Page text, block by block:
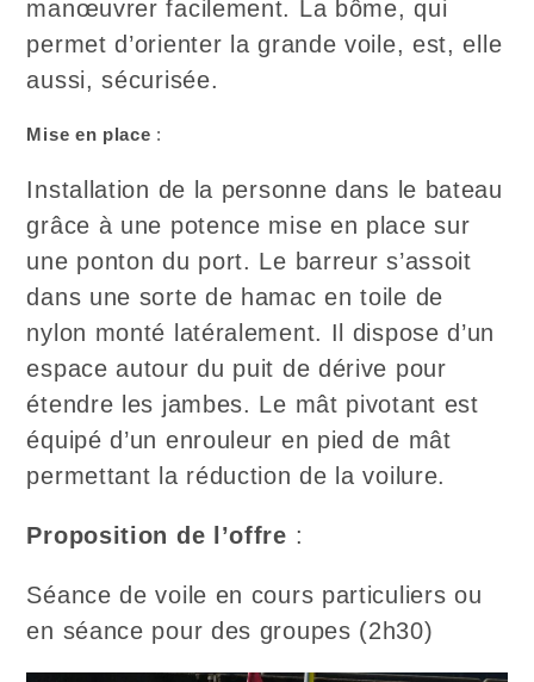
manœuvrer facilement. La bôme, qui
permet d’orienter la grande voile, est, elle
aussi, sécurisée.
Mise en place :
Installation de la personne dans le bateau
grâce à une potence mise en place sur
une ponton du port. Le barreur s’assoit
dans une sorte de hamac en toile de
nylon monté latéralement. Il dispose d’un
espace autour du puit de dérive pour
étendre les jambes. Le mât pivotant est
équipé d’un enrouleur en pied de mât
permettant la réduction de la voilure.
Proposition de l’offre :
Séance de voile en cours particuliers ou
en séance pour des groupes (2h30)